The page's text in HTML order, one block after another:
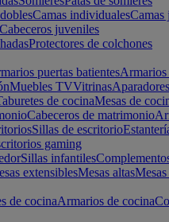
Camas individualesCamas
Cabeceros juveniles
Protectores de colchones
puertas batientesArmarios
Muebles TVVitrinasAparadores
de cocinaMesas de
Cabeceros de matrimonio
Sillas de escritorio
gaming
Sillas infantiles
extensiblesMesas altas
de cocinaArmarios de cocina